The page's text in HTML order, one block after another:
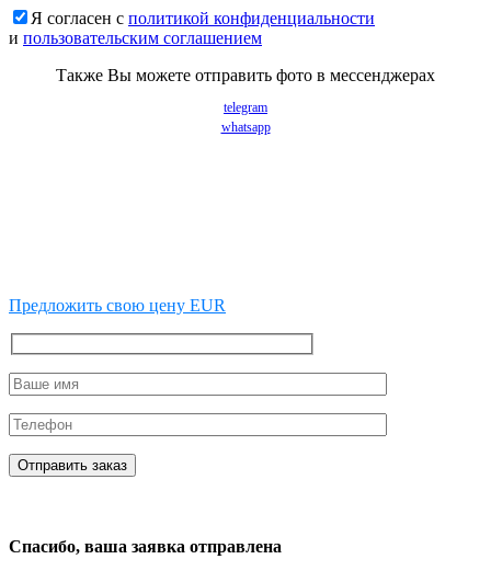
Я согласен с политикой конфиденциальности
и пользовательским соглашением
Также Вы можете отправить фото в мессенджерах
telegram
whatsapp
Предложить свою цену EUR
Спасибо, ваша заявка отправлена